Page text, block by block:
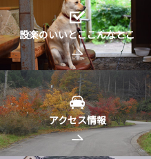
設楽のいいとここんなとこ
アクセス情報